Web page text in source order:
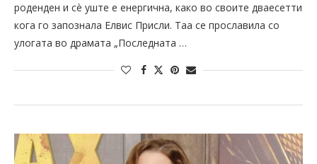
роденден и сè уште е енергична, како во своите дваесетти
кога го запознала Елвис Присли. Таа се прославила со
улогата во драмата „Последнaта …